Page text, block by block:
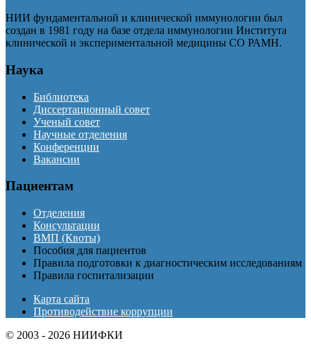
НИИ фундаментальной и клинической иммунологии был
создан в 1981 году на базе отдела иммунологии Института
клинической и экспериментальной медицины СО РАМН.
Наука
Библиотека
Диссертационный совет
Ученый совет
Научные отделения
Конференции
Вакансии
Пациентам
Отделения
Консультации
ВМП (Квоты)
Пособия для пациентов
Правила подготовки к диагностическим исследованиям
Правила госпитализации
Карта сайта
Противодействие коррупции
© 2003 - 2026 НИИФКИ